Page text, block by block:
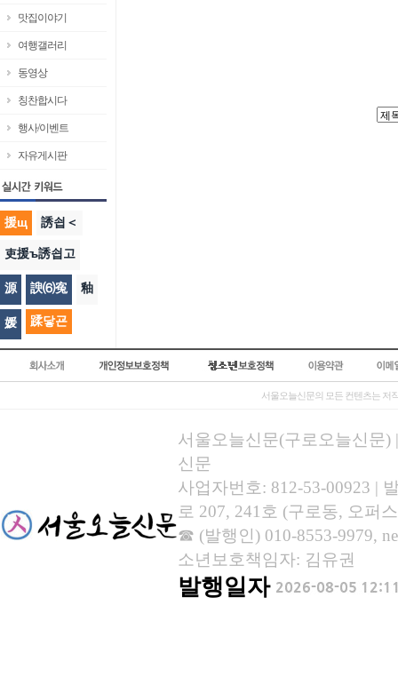
맛집이야기
여행갤러리
동영상
칭찬합시다
행사/이벤트
자유게시판
援щ 誘쇱＜
吏援ъ誘쇱고
源 諛⑹寃 釉
媛 蹂닿굔
서울오늘신문의 모든 컨텐츠는 저
서울오늘신문(구로오늘신문)
신문
사업자번호: 812-53-00923 |
로 207, 241호 (구로동, 오퍼
☎ (발행인) 010-8553-9979,
소년보호책임자: 김유권
발행일자